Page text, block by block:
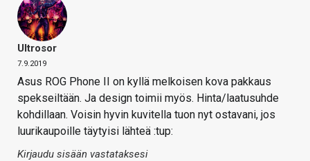
Ultrosor
7.9.2019
Asus ROG Phone II on kyllä melkoisen kova pakkaus
spekseiltään. Ja design toimii myös. Hinta/laatusuhde
kohdillaan. Voisin hyvin kuvitella tuon nyt ostavani, jos
luurikaupoille täytyisi lähteä :tup:
Kirjaudu sisään vastataksesi